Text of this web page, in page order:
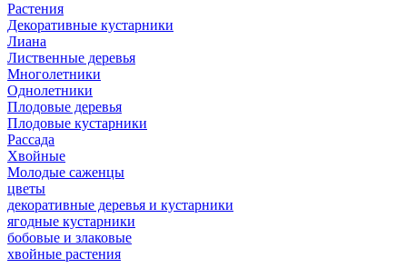
Растения
Декоративные кустарники
Лиана
Лиственные деревья
Многолетники
Однолетники
Плодовые деревья
Плодовые кустарники
Рассада
Хвойные
Молодые саженцы
цветы
декоративные деревья и кустарники
ягодные кустарники
бобовые и злаковые
хвойные растения